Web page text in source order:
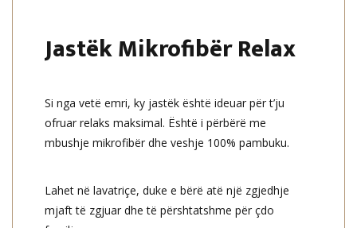
Jastëk Mikrofibër Relax
Si nga vetë emri, ky jastëk është ideuar për t’ju
ofruar relaks maksimal. Është i përbërë me
mbushje mikrofibër dhe veshje 100% pambuku.
Lahet në lavatriçe, duke e bërë atë një zgjedhje
mjaft të zgjuar dhe të përshtatshme për çdo